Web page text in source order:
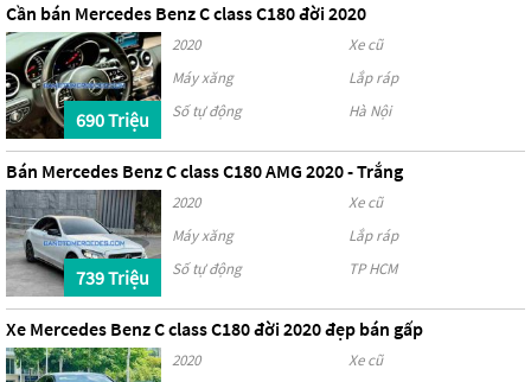
Cần bán Mercedes Benz C class C180 đời 2020
690 Triệu
2020
Xe cũ
Máy xăng
Lắp ráp
Số tự động
Hà Nội
Bán Mercedes Benz C class C180 AMG 2020 - Trắng
739 Triệu
2020
Xe cũ
Máy xăng
Lắp ráp
Số tự động
TP HCM
Xe Mercedes Benz C class C180 đời 2020 đẹp bán gấp
2020
Xe cũ